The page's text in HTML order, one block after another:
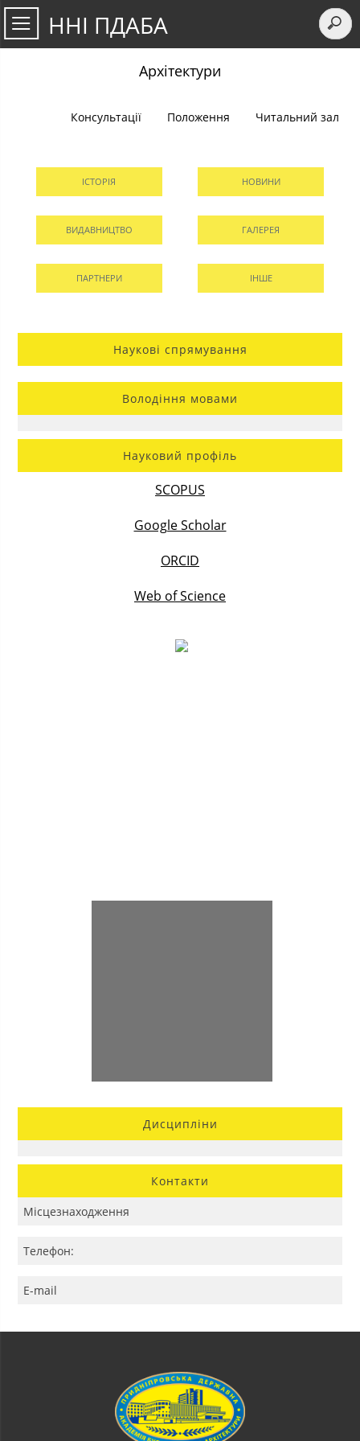
ННІ ПДАБА
Архітектури
Консультації Положення Читальний зал
ІСТОРІЯ НОВИНИ
ВИДАВНИЦТВО ГАЛЕРЕЯ
ПАРТНЕРИ ІНШЕ
Наукові спрямування
Володіння мовами
Науковий профіль
SCOPUS
Google Scholar
ORCID
Web of Science
Дисципліни
Контакти
Місцезнаходження
Телефон:
E-mail